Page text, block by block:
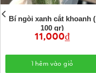
Bí ngòi xanh cắt khoanh (
100 gr)
11,000₫
Thêm vào giỏ